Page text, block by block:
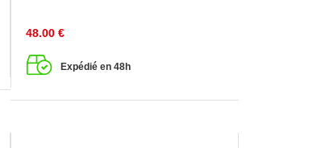
48.00 €
Expédié en 48h